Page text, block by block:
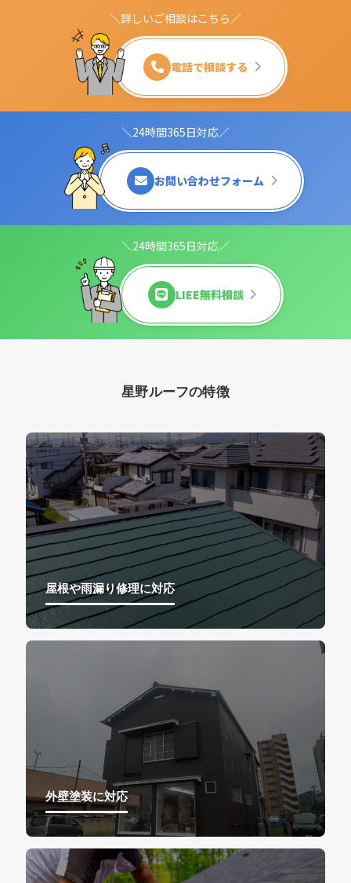
＼詳しいご相談はこちら／
電話で相談する
＼24時間365日対応／
お問い合わせフォーム
＼24時間365日対応／
LIEE無料相談
星野ルーフの特徴
屋根や雨漏り修理に対応
外壁塗装に対応